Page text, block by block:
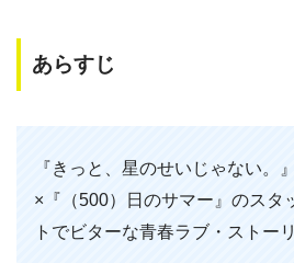
あらすじ
『きっと、星のせいじゃない。
×『（500）日のサマー』のスタ
トでビターな青春ラブ・ストーリ